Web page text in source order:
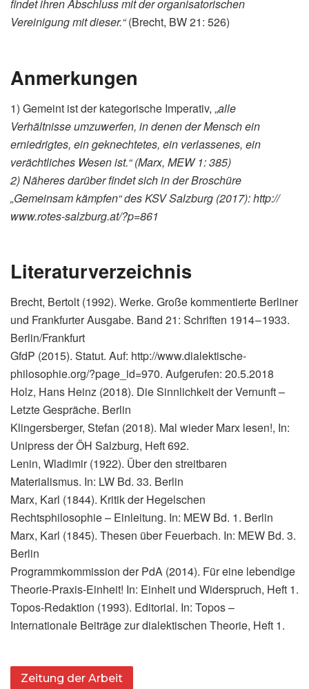
findet ihren Abschluss mit der organisatorischen
Vereinigung mit dieser.“(Brecht, BW 21: 526)
Anmerkungen
1) Gemeint ist der kategorische Imperativ, „alle
Verhältnisse umzuwerfen, in denen der Mensch ein
erniedrigtes, ein geknechtetes, ein verlassenes, ein
verächtliches Wesen ist.“ (Marx, MEW 1: 385)
2) Näheres darüber findet sich in der Broschüre
„Gemeinsam kämpfen“ des KSV Salzburg (2017): http://​
www​.rotes​-salzburg​.at/​?​p​=​861
Literaturverzeichnis
Brecht, Bertolt (1992). Werke. Große kommentierte Berliner
und Frankfurter Ausgabe. Band 21: Schriften 1914 – 1933.
Berlin/Frankfurt
GfdP (2015). Statut. Auf: http://​www​.dialektische​-
philosophie​.org/​?​p​a​g​e​_​i​d​=​970. Aufgerufen: 20.5.2018
Holz, Hans Heinz (2018). Die Sinnlichkeit der Vernunft –
Letzte Gespräche. Berlin
Klingersberger, Stefan (2018). Mal wieder Marx lesen!, In:
Unipress der ÖH Salzburg, Heft 692.
Lenin, Wladimir (1922). Über den streitbaren
Materialismus. In: LW Bd. 33. Berlin
Marx, Karl (1844). Kritik der Hegelschen
Rechtsphilosophie – Einleitung. In: MEW Bd. 1. Berlin
Marx, Karl (1845). Thesen über Feuerbach. In: MEW Bd. 3.
Berlin
Programmkommission der PdA (2014). Für eine lebendige
Theorie-Praxis-Einheit! In: Einheit und Widerspruch, Heft 1.
Topos-Redaktion (1993). Editorial. In: Topos –
Internationale Beiträge zur dialektischen Theorie, Heft 1.
Zeitung der Arbeit